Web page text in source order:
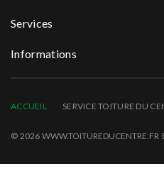
Services
Informations
ACCUEIL SERVICE TOITURE DU
© 2026 WWW.TOITUREDUCENTRE.FR